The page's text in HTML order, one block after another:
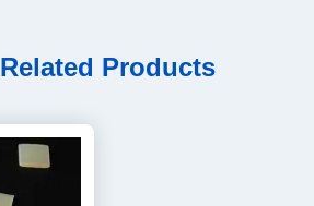
Related Products